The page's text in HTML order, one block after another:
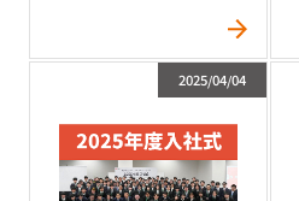
2025/04/04